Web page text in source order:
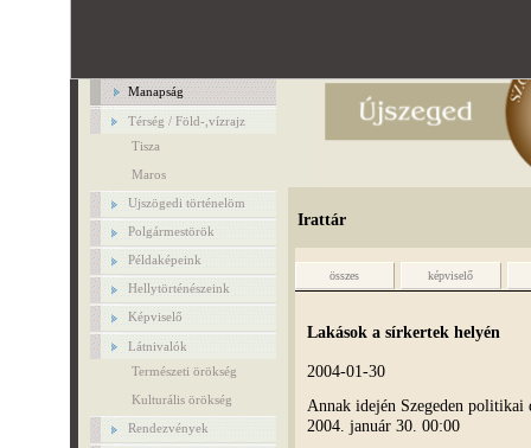
Manapság
Térség / Föld-,vízrajz
Tisza
Maros
Ujszögedi történelöm
Polgármestörök
Példaképeink
Hellytörténészeink
Képviselő
Látnivalók
Természeti örökség
Kulturális örökség
Rendezvények
Irattár
összes képviselő
Lakások a sírkertek helyén
2004-01-30
Annak idején Szegeden politikai
2004. január 30. 00:00